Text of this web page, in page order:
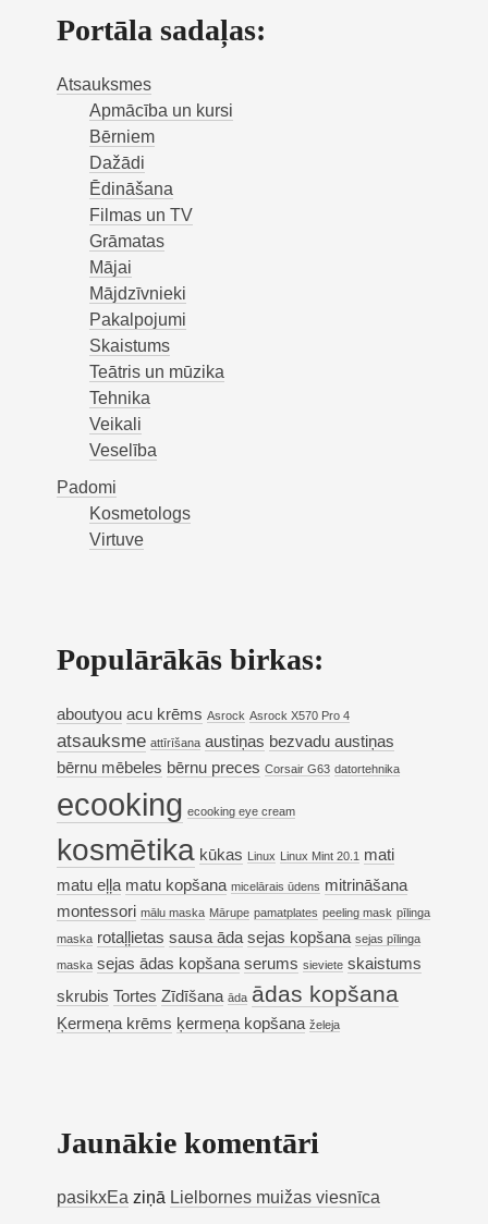
Portāla sadaļas:
Atsauksmes
Apmācība un kursi
Bērniem
Dažādi
Ēdināšana
Filmas un TV
Grāmatas
Mājai
Mājdzīvnieki
Pakalpojumi
Skaistums
Teātris un mūzika
Tehnika
Veikali
Veselība
Padomi
Kosmetologs
Virtuve
Populārākās birkas:
aboutyou acu krēms Asrock Asrock X570 Pro 4
atsauksme attīrīšana austiņas bezvadu austiņas
bērnu mēbeles bērnu preces Corsair G63 datortehnika
ecooking ecooking eye cream
kosmētika kūkas Linux Linux Mint 20.1
mati
matu eļļa matu kopšana micelārais ūdens mitrināšana
montessori mālu maska Mārupe pamatplates peeling mask pīlinga
maska rotaļļietas sausa āda sejas kopšana sejas pīlinga
maska sejas ādas kopšana serums sieviete skaistums
skrubis Tortes Zīdīšana āda ādas kopšana
Ķermeņa krēms ķermeņa kopšana želeja
Jaunākie komentāri
pasikxEa ziņā Lielbornes muižas viesnīca